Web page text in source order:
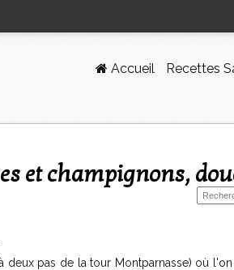
Accueil Recettes
et champignons,
deux pas de la tour Montparnasse) où